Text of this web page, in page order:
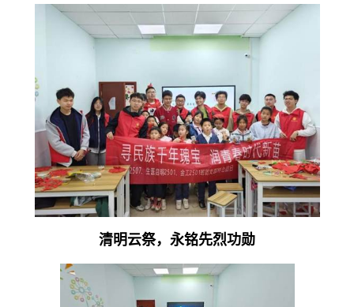
清明云祭，永铭先烈功勋